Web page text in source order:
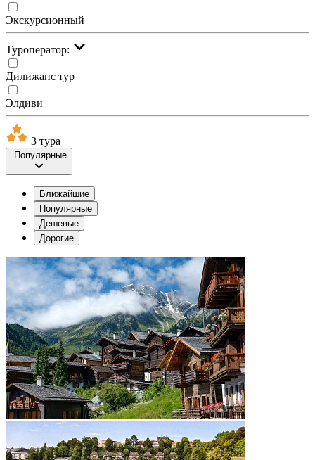
Экскурсионный
Туроператор:
Дилижанс тур
Элдиви
3 тура
Популярные
Ближайшие
Популярные
Дешевые
Дорогие